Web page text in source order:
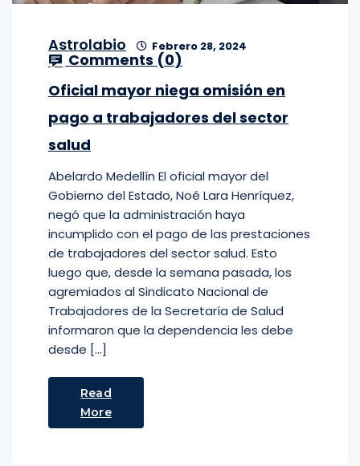
Astrolabio Febrero 28, 2024
Comments (0)
Oficial mayor niega omisión en
pago a trabajadores del sector
salud
Abelardo Medellín El oficial mayor del
Gobierno del Estado, Noé Lara Henríquez,
negó que la administración haya
incumplido con el pago de las prestaciones
de trabajadores del sector salud. Esto
luego que, desde la semana pasada, los
agremiados al Sindicato Nacional de
Trabajadores de la Secretaría de Salud
informaron que la dependencia les debe
desde […]
Read
More